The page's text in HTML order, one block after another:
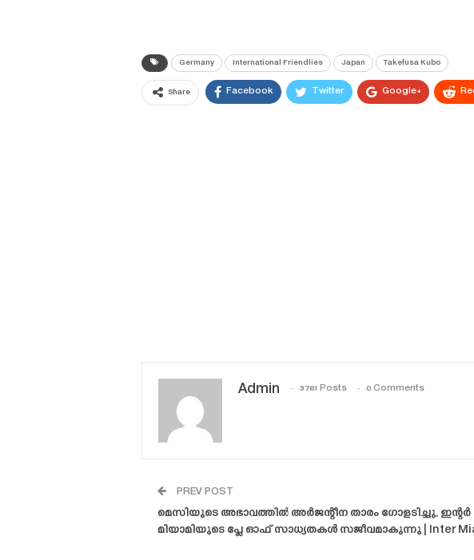
Germany International Friendlies Japan Takefusa Kubo
Share Facebook Twitter Google+
Admin 3761 Posts 0 Comments
PREV POST
മെസിയുടെ അഭാവത്തിൽ അർജന്റീന താരം ഗോളടിച്ചു, ഇന്റർ
മിയാമിയുടെ പ്ലേ ഓഫ് സാധ്യതകൾ സജീവമാകുന്നു | Inter